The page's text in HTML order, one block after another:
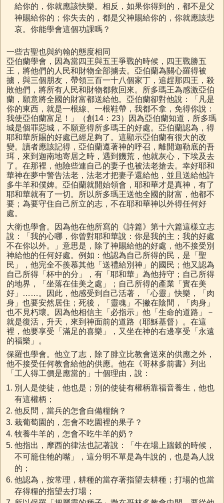
給你的，你就應該快樂。相反，如果你得到的，都不是父
神賜給你的；你失去的，都是父神賜給你的，你就應該悲
哀。你能學會這個功課嗎？
一些古聖也與約翰的態度相同
亞伯蘭學會，因為當四王與五王爭戰的時候，四王戰勝五
王，將他們的人民和財物全部擄去。亞伯蘭為關心羅得被
擄，與三個朋友，帶領三百一十八個家丁，追趕那四王，殺
敗他們，將所有人民和財物都救回來。所多瑪王為感激亞伯
蘭，願意將全國的財富都送給他。亞伯蘭卻對他說：「凡是
你的東西，就是一根線、一根鞋帶，我都不拿，免得你說：
我使亞伯蘭富足！」（創14：23）因為亞伯蘭知道，所多瑪
城是個罪惡城，不願意得所多瑪王的好處。亞伯蘭認為，得
耶和華所賜的好處已經足夠了。這顯示亞伯蘭有很大的改
變。讀者應該記得，亞伯蘭遵著神的呼召，離開迦勒底的吾
珥，來到迦南地寄居之時，遇到饑荒，他就灰心，下埃及去
了。在那裡，他險些連自己的妻子也被法老搶去。幸好耶和
華神在夢中警告法老，法老才把妻子還給他，並且送給他許
多牛羊和僕婢。亞伯蘭就開始領會，耶和華才是真神，有了
耶和華就有了一切。所以所多瑪王送他全國的財富，他都不
要；為要守住自己所立的志，不在耶和華神以外得任何好
處。
大衛也學會。因為他在他所寫的《詩篇》第十六篇這樣立志
說：「我的心哪，你曾對耶和華說：你是我的主；我的好處
不在你以外。」意思是，除了神賜給他的好處，他不接受別
神給他的任何好處。例如：他認為自己所得的民，是「聖
民」，他完全不羨慕其他「送禮給別神」的國民；他又認為
自己所得「杯中的分」，有「耶和華」為他持守；自己所得
的地界，「坐落在佳美之處」；自己所得的產業「實在美
好」……。因此，他感受到自己活著，「心靈」快樂，「肉
身」也要安然居住；死後，「靈魂」不撇在陰間，「肉身」
也不見朽壞。因為他相信主「必指示」他「生命的道路」－
就是復活，升天，來到神面前的道路（耶穌基督）。在這
裡，他要享受「滿足的喜樂」，又坐在神的右邊享受「永遠
的福樂」。
保羅也學會。他立了志，除了腓立比教會送來的供應之外，
他不接受任何教會給他的供應。他在《哥林多前書》列出
「工人得工價是應當的」十個理由，說：
別人是使徒，他也是；別的使徒有權柄靠福音養生，他也
有這權柄；
他反問，當兵的怎會自備糧餉？
栽葡萄園的，怎會不吃園裡的果子？
牧養牛羊的，怎會不吃牛羊的奶？
他指出，摩西的律法也記著說：「牛在場上踹穀的時候，
不可籠住牠的嘴」，這分明不單是為牛說的，也是為人說
的；
他認為，按常理，耕種的當存著指望去耕種；打場的也當
存得糧的指望去打場；